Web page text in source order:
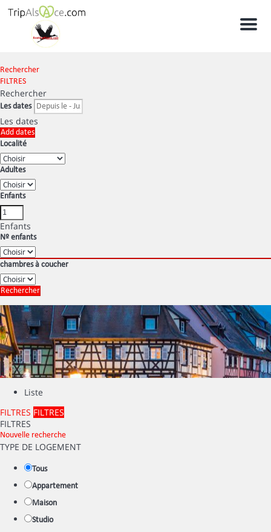
Menu
Rechercher
FILTRES
Rechercher
Les dates
Les dates
Add dates
Localité
Adultes
Enfants
Enfants
Nº enfants
chambres à coucher
Rechercher
Liste
FILTRES FILTRES
FILTRES
Nouvelle recherche
TYPE DE LOGEMENT
Tous
Appartement
Maison
Studio